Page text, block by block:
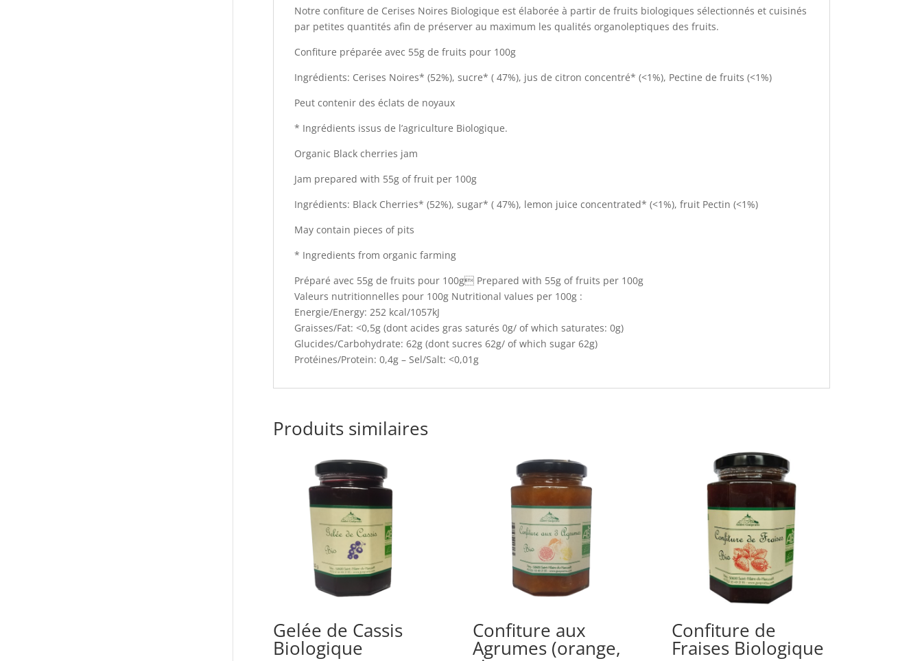
Notre confiture de Cerises Noires Biologique est élaborée à partir de fruits biologiques sélectionnés et cuisinés
par petites quantités afin de préserver au maximum les qualités organoleptiques des fruits.
Confiture préparée avec 55g de fruits pour 100g
Ingrédients: Cerises Noires* (52%), sucre* ( 47%), jus de citron concentré* (<1%), Pectine de fruits (<1%)
Peut contenir des éclats de noyaux
* Ingrédients issus de l’agriculture Biologique.
Organic Black cherries jam
Jam prepared with 55g of fruit per 100g
Ingrédients: Black Cherries* (52%), sugar* ( 47%), lemon juice concentrated* (<1%), fruit Pectin (<1%)
May contain pieces of pits
* Ingredients from organic farming
Préparé avec 55g de fruits pour 100g Prepared with 55g of fruits per 100g
Valeurs nutritionnelles pour 100g Nutritional values per 100g :
Energie/Energy: 252 kcal/1057kJ
Graisses/Fat: <0,5g (dont acides gras saturés 0g/ of which saturates: 0g)
Glucides/Carbohydrate: 62g (dont sucres 62g/ of which sugar 62g)
Protéines/Protein: 0,4g – Sel/Salt: <0,01g
Produits similaires
Gelée de Cassis
Biologique
Confiture aux
Agrumes (orange,
Confiture de
Fraises Biologique